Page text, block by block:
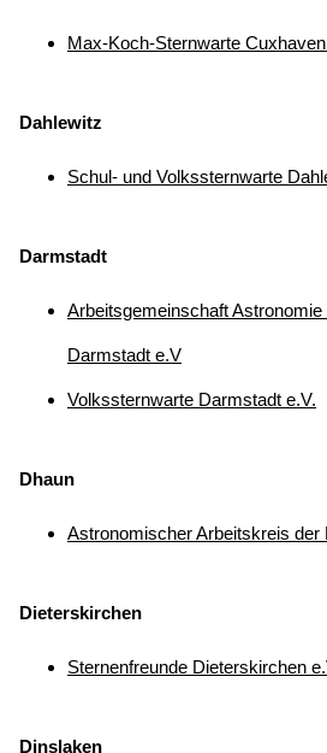
Max-Koch-Sternwarte Cuxhaven
Dahlewitz
Schul- und Volkssternwarte
Darmstadt
Arbeitsgemeinschaft
Darmstadt e.V
Volkssternwarte Darmstadt e.V.
Dhaun
Astronomischer Arbeitskreis
Dieterskirchen
Sternenfreunde Dieterskirchen
Dinslaken